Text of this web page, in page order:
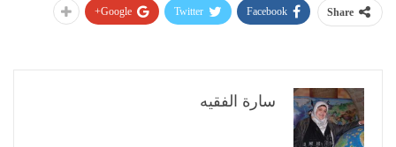
Share
Facebook
Twitter
Google+
سارة الفقيه